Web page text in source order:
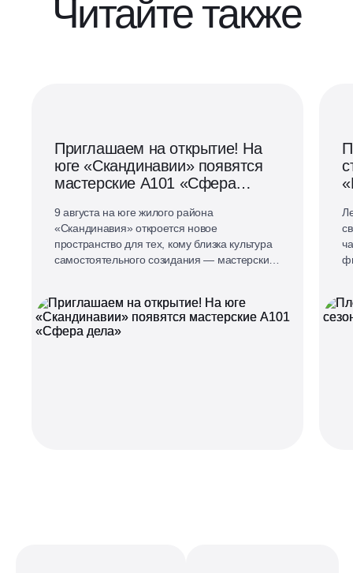
Читайте также
Приглашаем на открытие! На
юге «Скандинавии» появятся
мастерские А101 «Сфера
9 августа на юге жилого района
«Скандинавия» откроется новое
пространство для тех, кому близка культура
самостоятельного созидания — мастерские